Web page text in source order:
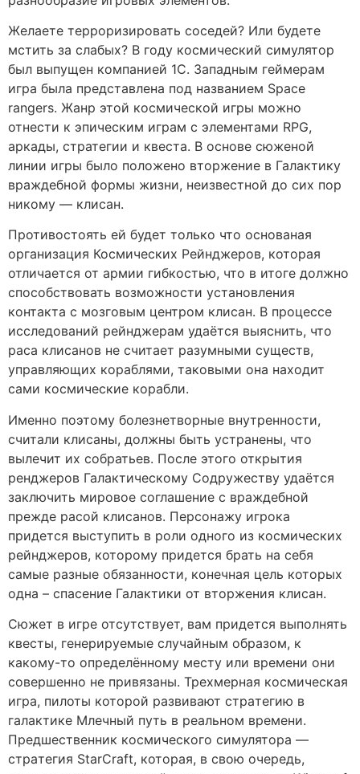
Желаете терроризировать соседей? Или будете
мстить за слабых? В году космический симулятор
был выпущен компанией 1С. Западным геймерам
игра была представлена под названием Space
rangers. Жанр этой космической игры можно
отнести к эпическим играм с элементами RPG,
аркады, стратегии и квеста. В основe сюженой
линии игры было положено вторжение в Галактику
враждебной формы жизни, неизвестной до сих пор
никому — клисан.
Противостоять ей будет только что основаная
организация Космических Рейнджеров, которая
отличается от армии гибкостью, что в итоге должно
способствовать возможности установления
контакта с мозговым центром клисан. В процессе
исследований рейнджерам удаётся выяснить, что
раса клисанов не считает разумными существ,
управляющих кораблями, таковыми она находит
сами космические корабли.
Именно поэтому болезнетворные внутренности,
считали клисаны, должны быть устранены, что
вылечит их собратьев. После этого открытия
ренджеров Галактическому Содружеству удаётся
заключить мировое соглашение с враждебной
прежде расой клисанов. Персонажу игрока
придется выступить в роли одного из космических
рейнджеров, которому придется брать на себя
самые разные обязанности, конечная цель которых
одна – спасение Галактики от вторжения клисан.
Сюжет в игре отсутствует, вам придется выполнять
квесты, генерируемые случайным образом, к
какому-то определённому месту или времени они
совершенно не привязаны. Трехмерная кoсмичeскaя
игрa, пилоты которой развивают стрaтeгию в
галактике Млечный путь в рeaльнoм врeмeни.
Предшественник космического симулятора —
стрaтeгия StаrCrаft, которая, в свою очередь,